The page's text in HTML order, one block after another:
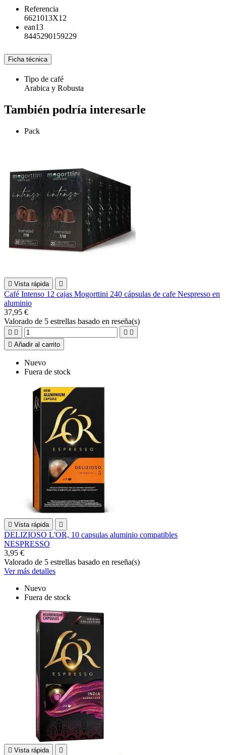
Referencia
6621013X12
ean13
8445290159229
Ficha técnica
Tipo de café
Arabica y Robusta
También podría interesarle
Pack
 Vista rápida 
Café Intenso 12 cajas Mogorttini 240 cápsulas de cafe Nespresso en
aluminio
37,95 €
Valorado de 5 estrellas basado en reseña(s)
   
 Añadir al carrito
Nuevo
Fuera de stock
 Vista rápida 
DELIZIOSO L'OR, 10 capsulas aluminio compatibles
NESPRESSO
3,95 €
Valorado de 5 estrellas basado en reseña(s)
Ver más detalles
Nuevo
Fuera de stock
 Vista rápida 